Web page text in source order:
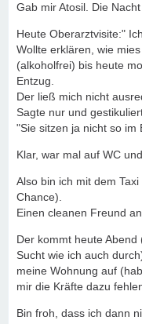
Gab mir Atosil. Die
Heute Oberarztvisite:"
Wollte erklären, wie
(alkoholfrei) bis heute
Entzug.
Der ließ mich nicht
Sagte nur und
"Sie sitzen ja nicht so im
Klar, war mal auf WC
Also bin ich mit dem
Chance).
Einen cleanen Freund
Der kommt heute
Sucht wie ich auch
meine Wohnung auf
mir die Kräfte dazu
Bin froh, dass ich dann